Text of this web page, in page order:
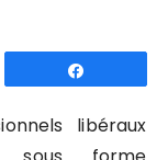
libéraux